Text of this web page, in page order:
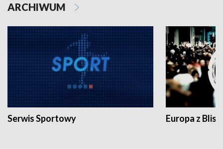
ARCHIWUM
Serwis Sportowy Europa z